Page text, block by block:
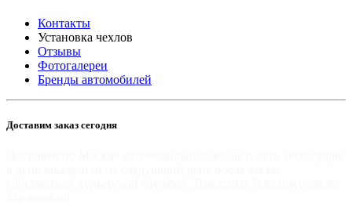
Контакты
Установка чехлов
Отзывы
Фотогалереи
Бренды автомобилей
Доставим заказ сегодня